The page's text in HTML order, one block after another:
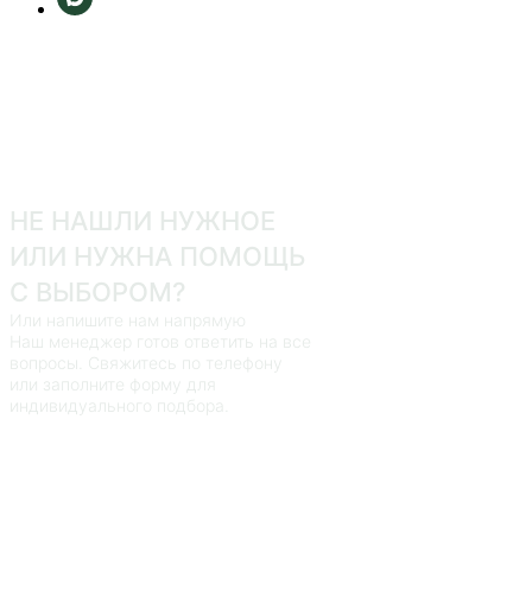
НЕ НАШЛИ НУЖНОЕ
ИЛИ НУЖНА ПОМОЩЬ
С ВЫБОРОМ?
Или напишите нам напрямую
Наш менеджер готов ответить на все
вопросы. Свяжитесь по телефону
или заполните форму для
индивидуального подбора.